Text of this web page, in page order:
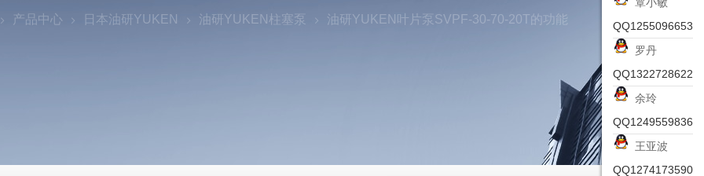
产品中心 日本油研YUKEN 油研YUKEN柱塞泵 油研YUKEN叶片泵SVPF-30-70-20T的功能
QQ1255096653
罗丹
QQ1322728622
余玲
QQ1249559836
王亚波
QQ1274173590